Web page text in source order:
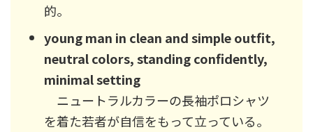
的。
young man in clean and simple outfit,
neutral colors, standing confidently,
minimal setting
ニュートラルカラーの長袖ポロシャツ
を着た若者が自信をもって立っている。